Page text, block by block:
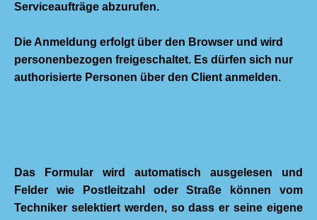
Serviceaufträge abzurufen.
Die Anmeldung erfolgt über den Browser und wird
personenbezogen freigeschaltet. Es dürfen sich nur
authorisierte Personen über den Client anmelden.
Das Formular wird automatisch ausgelesen und
Felder wie Postleitzahl oder Straße können vom
Techniker selektiert werden, so dass er seine eigene